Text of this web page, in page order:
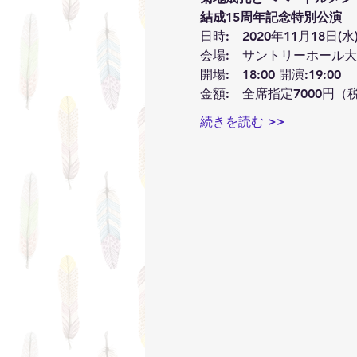
結成15周年記念特別公演
日時:　2020年11月18日(水)
会場:　サントリーホール
開場:　18:00 開演:19:00
金額:　全席指定7000円（
続きを読む >>